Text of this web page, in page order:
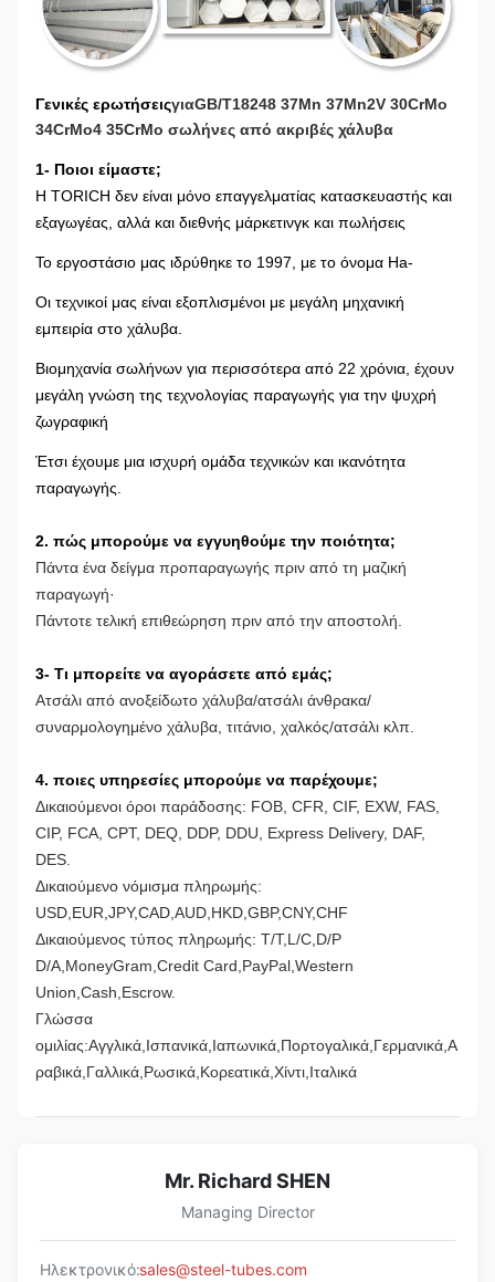
Γενικές ερωτήσειςγιαGB/T18248 37Mn 37Mn2V 30CrMo
34CrMo4 35CrMo σωλήνες από ακριβές χάλυβα
1- Ποιοι είμαστε;
Η TORICH δεν είναι μόνο επαγγελματίας κατασκευαστής και
εξαγωγέας, αλλά και διεθνής μάρκετινγκ και πωλήσεις
Το εργοστάσιο μας ιδρύθηκε το 1997, με το όνομα Ha-
Οι τεχνικοί μας είναι εξοπλισμένοι με μεγάλη μηχανική
εμπειρία στο χάλυβα.
Βιομηχανία σωλήνων για περισσότερα από 22 χρόνια, έχουν
μεγάλη γνώση της τεχνολογίας παραγωγής για την ψυχρή
ζωγραφική
Έτσι έχουμε μια ισχυρή ομάδα τεχνικών και ικανότητα
παραγωγής.
2. πώς μπορούμε να εγγυηθούμε την ποιότητα;
Πάντα ένα δείγμα προπαραγωγής πριν από τη μαζική
παραγωγή·
Πάντοτε τελική επιθεώρηση πριν από την αποστολή.
3- Τι μπορείτε να αγοράσετε από εμάς;
Ατσάλι από ανοξείδωτο χάλυβα/ατσάλι άνθρακα/
συναρμολογημένο χάλυβα, τιτάνιο, χαλκός/ατσάλι κλπ.
4. ποιες υπηρεσίες μπορούμε να παρέχουμε;
Δικαιούμενοι όροι παράδοσης: FOB, CFR, CIF, EXW, FAS,
CIP, FCA, CPT, DEQ, DDP, DDU, Express Delivery, DAF,
DES.
Δικαιούμενο νόμισμα πληρωμής:
USD,EUR,JPY,CAD,AUD,HKD,GBP,CNY,CHF
Δικαιούμενος τύπος πληρωμής: T/T,L/C,D/P
D/A,MoneyGram,Credit Card,PayPal,Western
Union,Cash,Escrow.
Γλώσσα
ομιλίας:Αγγλικά,Ισπανικά,Ιαπωνικά,Πορτογαλικά,Γερμανικά,Α
ραβικά,Γαλλικά,Ρωσικά,Κορεατικά,Χίντι,Ιταλικά
Mr. Richard SHEN
Managing Director
Ηλεκτρονικό:sales@steel-tubes.com